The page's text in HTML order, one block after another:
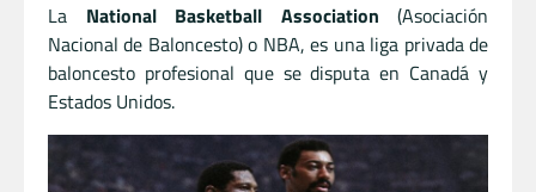
La National Basketball Association (Asociación
Nacional de Baloncesto) o NBA, es una liga privada de
baloncesto profesional que se disputa en Canadá y
Estados Unidos.